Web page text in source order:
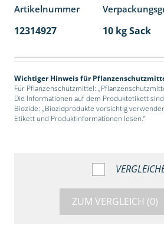
Artikelnummer
12314927 10 kg Sack
Wichtiger Hinweis für
Für Pflanzenschutzmittel:
Die Informationen auf dem Produktetikett
Biozide: „Biozidprodukte vorsichtig
Etikett und Produktinformationen lesen.“
ZUM VERGLEICH (0)